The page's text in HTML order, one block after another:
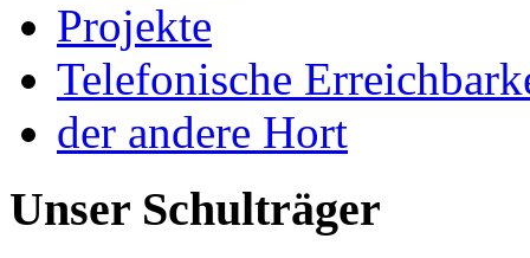
Projekte
Telefonische
der andere Hort
Unser Schulträger